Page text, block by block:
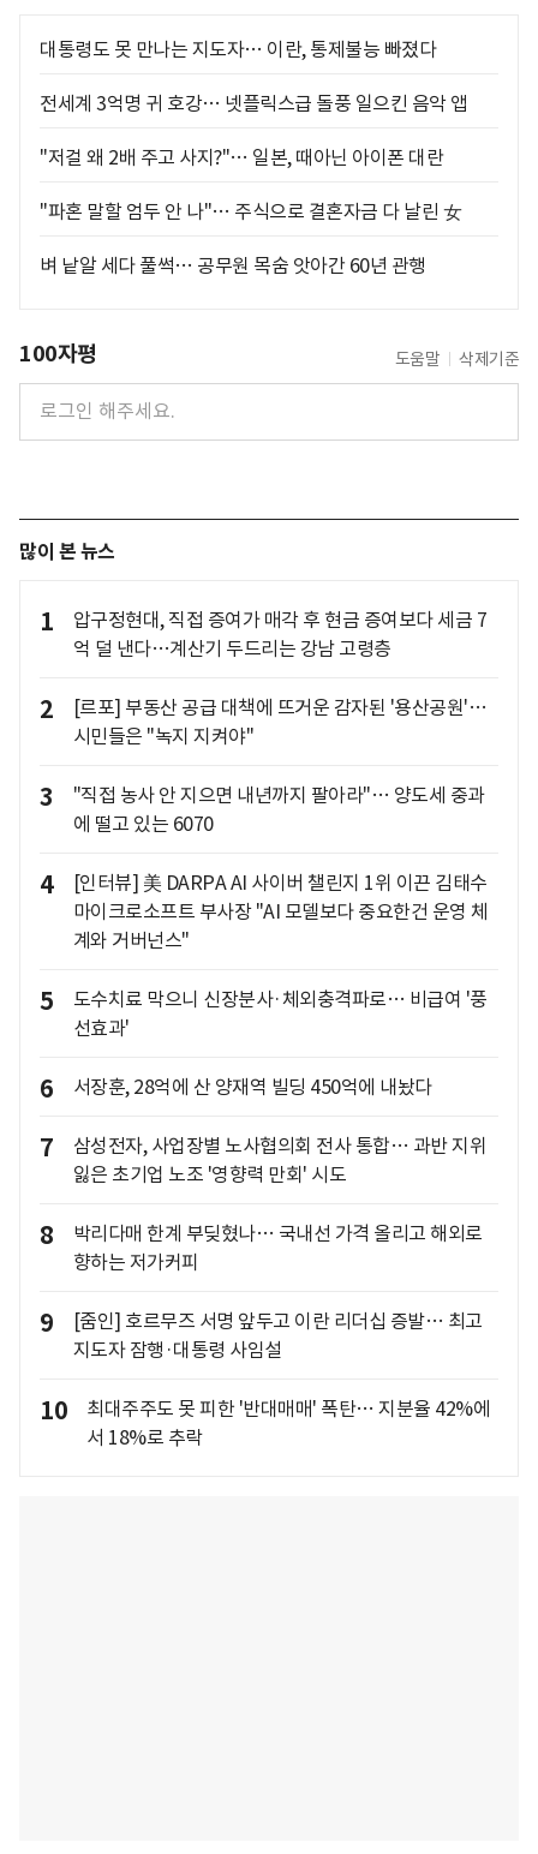
대통령도 못 만나는 지도자… 이란, 통제불능 빠졌다
전세계 3억명 귀 호강… 넷플릭스급 돌풍 일으킨 음악 앱
"저걸 왜 2배 주고 사지?"… 일본, 때아닌 아이폰 대란
"파혼 말할 엄두 안 나"… 주식으로 결혼자금 다 날린 女
벼 낱알 세다 풀썩… 공무원 목숨 앗아간 60년 관행
100자평 도움말 삭제기준
많이 본 뉴스
1
압구정현대, 직접 증여가 매각 후 현금 증여보다 세금 7
억 덜 낸다…계산기 두드리는 강남 고령층
2
[르포] 부동산 공급 대책에 뜨거운 감자된 '용산공원'…
시민들은 "녹지 지켜야"
3
"직접 농사 안 지으면 내년까지 팔아라"… 양도세 중과
에 떨고 있는 6070
4
[인터뷰] 美 DARPA AI 사이버 챌린지 1위 이끈 김태수
마이크로소프트 부사장 "AI 모델보다 중요한건 운영 체
계와 거버넌스"
5
도수치료 막으니 신장분사·체외충격파로… 비급여 '풍
선효과'
6 서장훈, 28억에 산 양재역 빌딩 450억에 내놨다
7
삼성전자, 사업장별 노사협의회 전사 통합… 과반 지위
잃은 초기업 노조 '영향력 만회' 시도
8
박리다매 한계 부딪혔나… 국내선 가격 올리고 해외로
향하는 저가커피
9
[줌인] 호르무즈 서명 앞두고 이란 리더십 증발… 최고
지도자 잠행·대통령 사임설
10
최대주주도 못 피한 '반대매매' 폭탄… 지분율 42%에
서 18%로 추락